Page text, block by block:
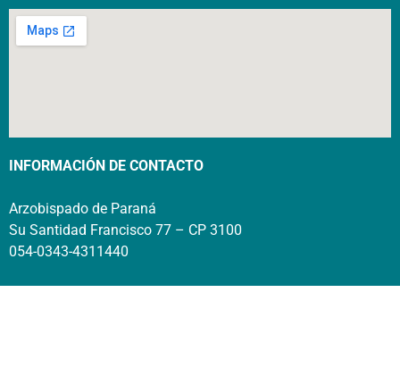
INFORMACIÓN DE CONTACTO
Arzobispado de Paraná
Su Santidad Francisco 77 – CP 3100
054-0343-4311440